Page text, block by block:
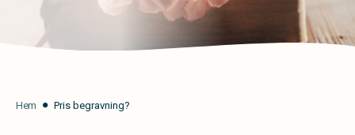
Hem Pris begravning?